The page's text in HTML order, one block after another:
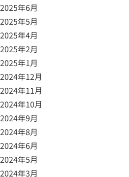
2025年6月
2025年5月
2025年4月
2025年2月
2025年1月
2024年12月
2024年11月
2024年10月
2024年9月
2024年8月
2024年6月
2024年5月
2024年3月